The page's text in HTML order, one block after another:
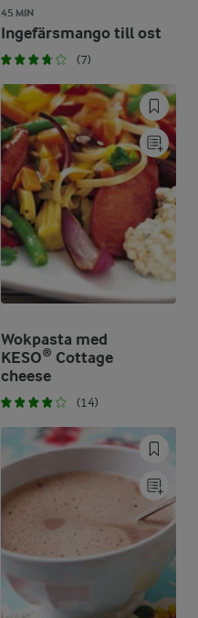
45 MIN
Ingefärsmango till ost
(7)
Wokpasta med
KESO® Cottage
cheese
(14)